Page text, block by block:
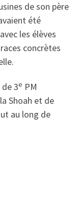
de son père
été
les élèves
concrètes
3e PM
Shoah et de
au long de